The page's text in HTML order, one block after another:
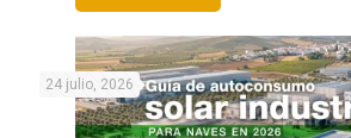
24 julio, 2026